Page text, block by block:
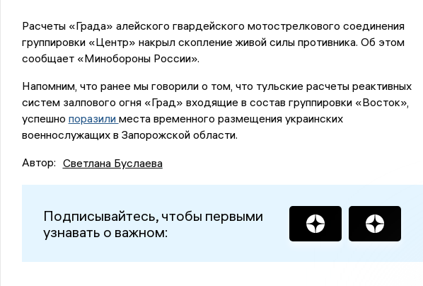
Расчеты «Града» алейского гвардейского мотострелкового соединения
группировки «Центр» накрыл скопление живой силы противника. Об этом
сообщает «Минобороны России».
Напомним, что ранее мы говорили о том, что тульские расчеты реактивных
систем залпового огня «Град» входящие в состав группировки «Восток»,
успешно поразили места временного размещения украинских
военнослужащих в Запорожской области.
Автор: Светлана Буслаева
Подписывайтесь, чтобы первыми
узнавать о важном: